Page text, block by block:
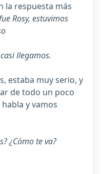
la respuesta más
Rosy, estuvimos
llegamos.
estaba muy serio, y
de todo un poco
habla y vamos
¿Cómo te va?